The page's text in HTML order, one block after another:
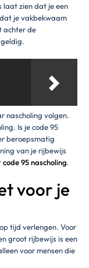
laat zien dat je een
je vakbekwaam
achter de
nascholing volgen.
Is je code 95
beroepsmatig
van je rijbewijs
95 nascholing.
voor je
tijd verlengen. Voor
groot rijbewijs is een
voor mensen die